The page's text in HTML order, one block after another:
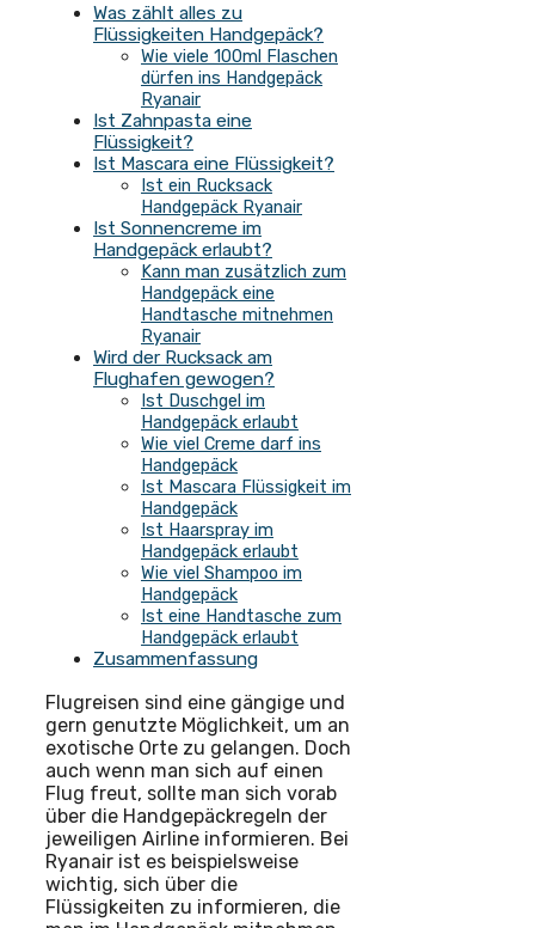
Was zählt alles zu
Flüssigkeiten Handgepäck?
Wie viele 100ml Flaschen
dürfen ins Handgepäck
Ryanair
Ist Zahnpasta eine
Flüssigkeit?
Ist Mascara eine Flüssigkeit?
Ist ein Rucksack
Handgepäck Ryanair
Ist Sonnencreme im
Handgepäck erlaubt?
Kann man zusätzlich zum
Handgepäck eine
Handtasche mitnehmen
Ryanair
Wird der Rucksack am
Flughafen gewogen?
Ist Duschgel im
Handgepäck erlaubt
Wie viel Creme darf ins
Handgepäck
Ist Mascara Flüssigkeit im
Handgepäck
Ist Haarspray im
Handgepäck erlaubt
Wie viel Shampoo im
Handgepäck
Ist eine Handtasche zum
Handgepäck erlaubt
Zusammenfassung
Flugreisen sind eine gängige und
gern genutzte Möglichkeit, um an
exotische Orte zu gelangen. Doch
auch wenn man sich auf einen
Flug freut, sollte man sich vorab
über die Handgepäckregeln der
jeweiligen Airline informieren. Bei
Ryanair ist es beispielsweise
wichtig, sich über die
Flüssigkeiten zu informieren, die